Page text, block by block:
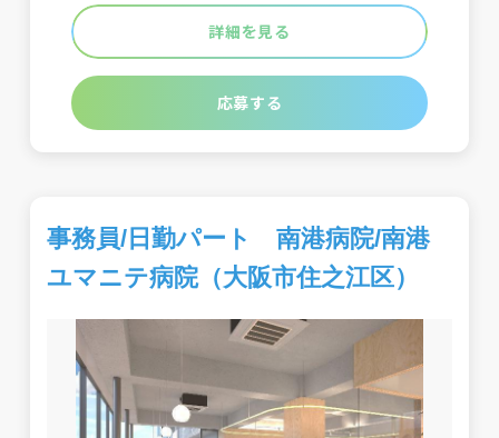
詳細を見る
応募する
事務員/日勤パート 南港病院/南港
ユマニテ病院（大阪市住之江区）